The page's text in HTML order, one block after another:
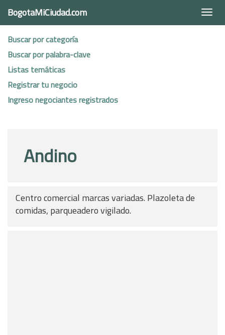
BogotaMiCiudad.com
Buscar por categoría
Buscar por palabra-clave
Listas temáticas
Registrar tu negocio
Ingreso negociantes registrados
Andino
Centro comercial marcas variadas. Plazoleta de
comidas, parqueadero vigilado.